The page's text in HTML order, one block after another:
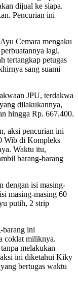
dijual ke siapa.
Pencurian ini
Cemara mengaku
lagi.
tertangkap petugas
sang suami
JPU, terdakwa
dilakukannya,
hingga Rp. 667.400.
aksi pencurian ini
Wib di Kompleks
Waktu itu,
barang-barang
dengan isi masing-
masing-masing 60
putih, 2 strip
barang ini
coklat miliknya.
melakukan
aksi ini diketahui Kiky
bertugas waktu